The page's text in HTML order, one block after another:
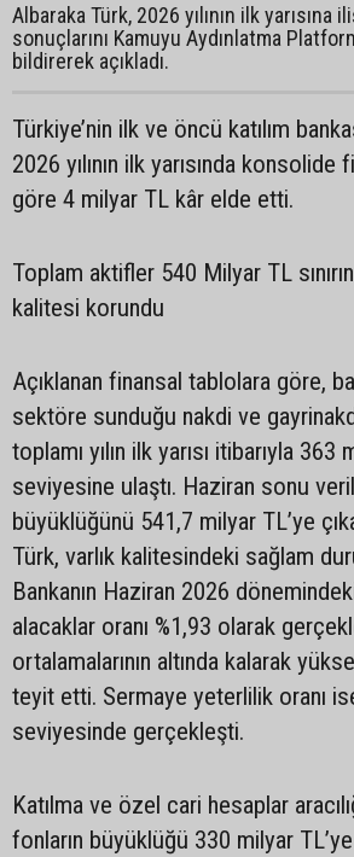
Albaraka Türk, 2026 yılının ilk yarısına
sonuçlarını Kamuyu Aydınlatma
bildirerek açıkladı.
Türkiye’nin ilk ve öncü katılım
2026 yılının ilk yarısında
göre 4 milyar TL kâr elde etti.
Toplam aktifler 540 Milyar TL
kalitesi korundu
Açıklanan finansal tablolara göre,
sektöre sunduğu nakdi ve
toplamı yılın ilk yarısı itibarıyla 363
seviyesine ulaştı. Haziran sonu
büyüklüğünü 541,7 milyar TL’ye
Türk, varlık kalitesindeki sağlam
Bankanın Haziran 2026
alacaklar oranı %1,93 olarak
ortalamalarının altında kalarak
teyit etti. Sermaye yeterlilik oranı
seviyesinde gerçekleşti.
Katılma ve özel cari hesaplar
fonların büyüklüğü 330 milyar